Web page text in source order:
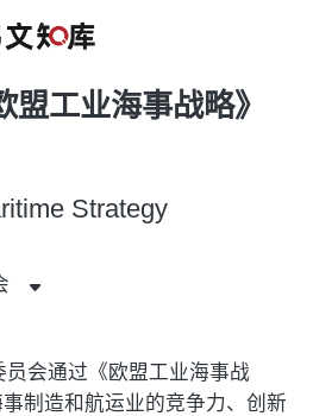
盟工业海事战略》
Strategy
员会通过《欧盟工业海事战
制造和航运业的竞争力、创新